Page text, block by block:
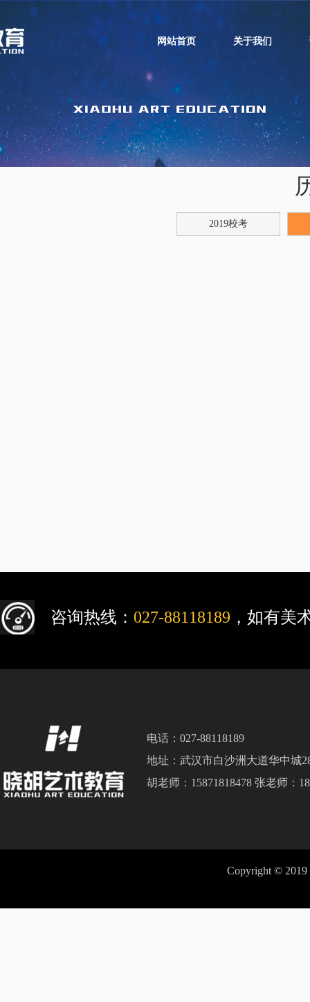
网站首页 关于我们
2019校考
咨询热线： 027-88118189 ，如有美
电话：027-88118189
地址：武汉市白沙洲大道华中城
胡老师：15871818478 张老师：
Copyright ©